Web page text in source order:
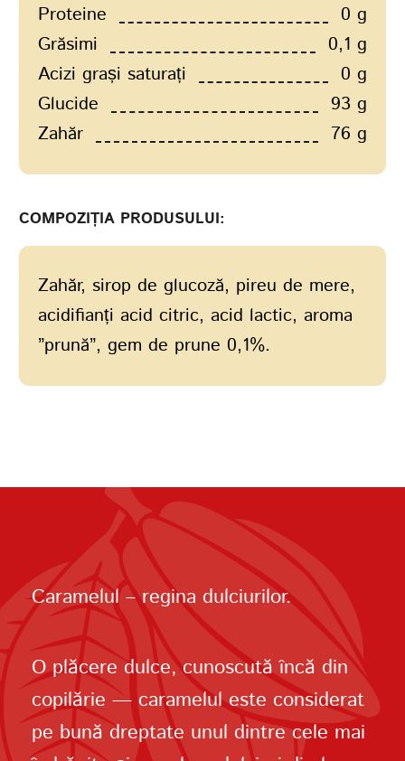
Proteine
0 g
Grăsimi
0,1 g
Acizi grași saturați
0 g
Glucide
93 g
Zahăr
76 g
COMPOZIȚIA PRODUSULUI:
Zahăr, sirop de glucoză, pireu de mere,
acidifianți acid citric, acid lactic, aroma
”prună”, gem de prune 0,1%.
Caramelul – regina dulciurilor.
O plăcere dulce, cunoscută încă din
copilărie — caramelul este considerat
pe bună dreptate unul dintre cele mai